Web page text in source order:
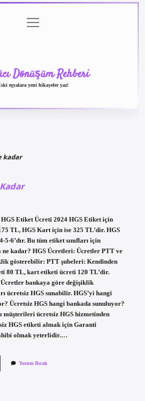
menüyü
aç
Dönüşüm Rehberi
eşyalara yeni hikayeler yaz!
kadar
Etiket Ücreti 2024 HGS Etiket için
TL, HGS Kart için ise 325 TL’dir. HGS
6’dır. Bu tüm etiket sınıfları için
ne kadar? HGS Ücretleri: Ücretler PTT ve
gösterebilir: PTT şubeleri: Kendinden
80 TL, kart etiketi ücreti 120 TL’dir.
bankaya göre değişiklik
ücretsiz HGS sunabilir. HGS’yi hangi
Ücretsiz HGS hangi bankada sunuluyor?
müşterileri ücretsiz HGS hizmetinden
HGS etiketi almak için Garanti
olmak yeterlidir.…
Yorum Bırak